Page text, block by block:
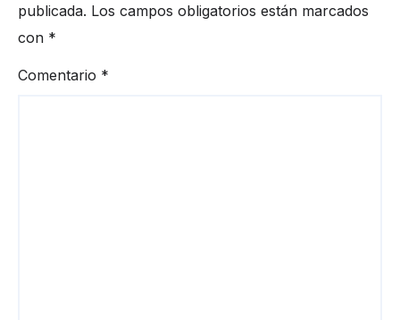
publicada. Los campos obligatorios están marcados
con *
Comentario *